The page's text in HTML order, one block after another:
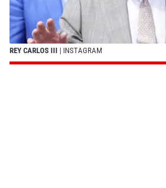
REY CARLOS III | INSTAGRAM